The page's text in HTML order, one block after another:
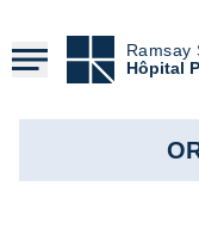
contenu
principal
Ramsay
Hôpital